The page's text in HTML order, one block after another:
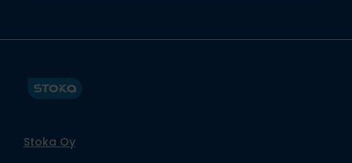
Stoka Oy